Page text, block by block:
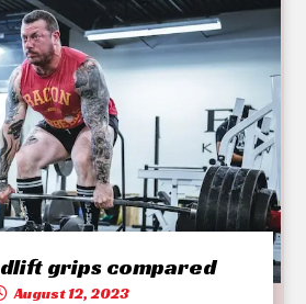
grips compared
August 12, 2023